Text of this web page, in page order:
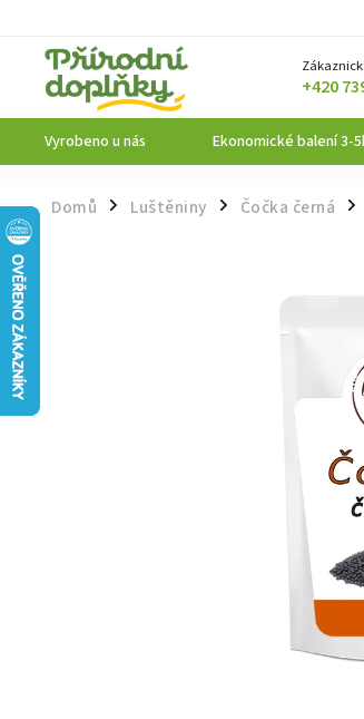
+420
Vyrobeno u nás Ekonomické balení 3-
Domů / Luštěniny / Čočka černá /